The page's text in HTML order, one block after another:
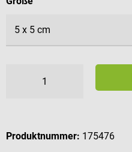
Produktnummer: 175476